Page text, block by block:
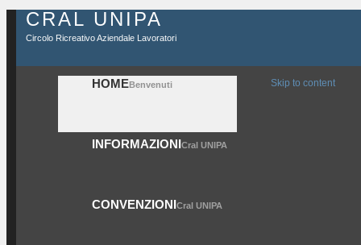
CRAL UNIPA
Circolo Ricreativo Aziendale Lavoratori
HOMEBenvenuti
INFORMAZIONICral UNIPA
CONVENZIONICral UNIPA
Skip to content